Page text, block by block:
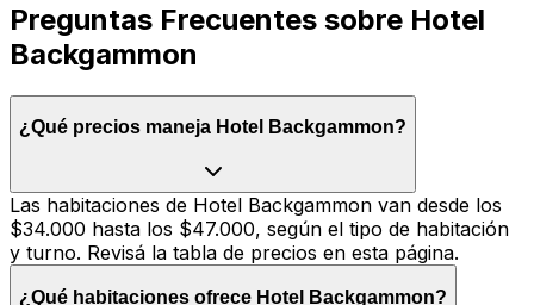
Preguntas Frecuentes sobre Hotel
Backgammon
¿Qué precios maneja Hotel Backgammon?
Las habitaciones de Hotel Backgammon van desde los
$34.000 hasta los $47.000, según el tipo de habitación
y turno. Revisá la tabla de precios en esta página.
¿Qué habitaciones ofrece Hotel Backgammon?